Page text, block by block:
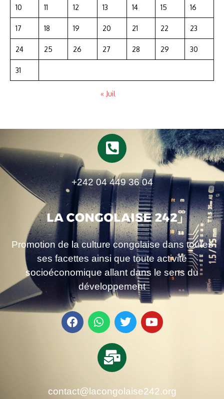
10 11 12 13 14 15 16
17 18 19 20 21 22 23
24 25 26 27 28 29 30
31
« Juil
+242 04 449 36 04
Promotion de la culture congolaise dans toutes
ses facettes ainsi que toute activité
socioéconomique allant dans le sens du
développement
contact@lacongolaise242.org